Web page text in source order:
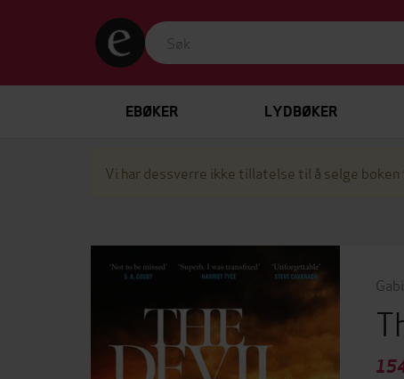
EBØKER LYDBØKER
Vi har dessverre ikke tillatelse til å selge boken